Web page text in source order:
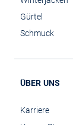
Gürtel
Schmuck
ÜBER UNS
Karriere